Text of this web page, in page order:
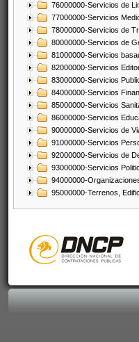
76000000-Servicios de
77000000-Servicios
78000000-Servicios de
80000000-Servicios de
81000000-Servicios
82000000-Servicios
83000000-Servicios
84000000-Servicios
85000000-Servicios
86000000-Servicios
90000000-Servicios de
91000000-Servicios
92000000-Servicios de
93000000-Servicios
94000000-
95000000-Terrenos,